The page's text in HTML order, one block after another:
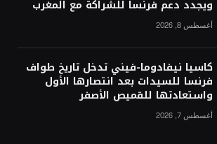
ويجدد دعم فرنسا للشراكة مع المغرب
أغسطس 8, 2026
كاسيا نيفادوما-فيني تدخل تاريخ طواف
فرنسا للسيدات بعد انتصارها الأول
واستعادتها للقميص الأصفر
أغسطس 7, 2026